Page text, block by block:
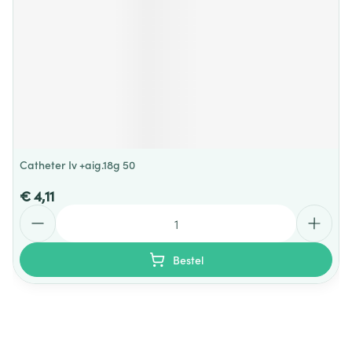
Catheter Iv +aig.18g 50
€ 4,11
Bestel